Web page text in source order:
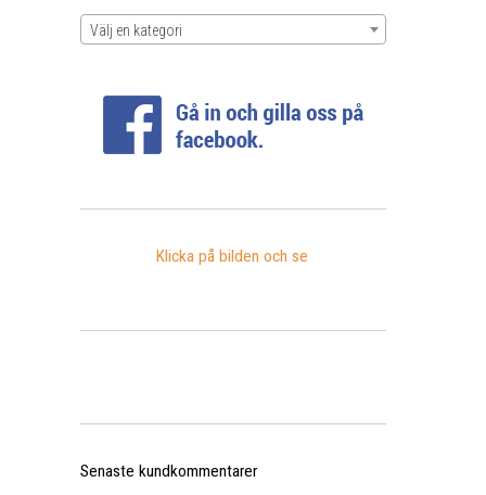
Välj en kategori
Klicka på bilden och se
Senaste kundkommentarer